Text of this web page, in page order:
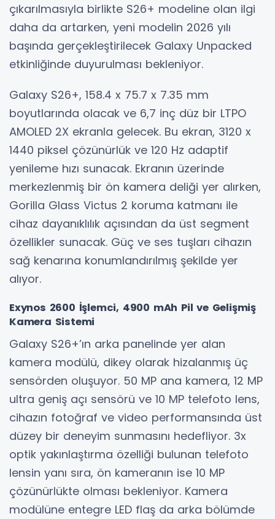
çıkarılmasıyla birlikte S26+ modeline olan ilgi
daha da artarken, yeni modelin 2026 yılı
başında gerçekleştirilecek Galaxy Unpacked
etkinliğinde duyurulması bekleniyor.
Galaxy S26+, 158.4 x 75.7 x 7.35 mm
boyutlarında olacak ve 6,7 inç düz bir LTPO
AMOLED 2X ekranla gelecek. Bu ekran, 3120 x
1440 piksel çözünürlük ve 120 Hz adaptif
yenileme hızı sunacak. Ekranın üzerinde
merkezlenmiş bir ön kamera deliği yer alırken,
Gorilla Glass Victus 2 koruma katmanı ile
cihaz dayanıklılık açısından da üst segment
özellikler sunacak. Güç ve ses tuşları cihazın
sağ kenarına konumlandırılmış şekilde yer
alıyor.
Exynos 2600 İşlemci, 4900 mAh Pil ve Gelişmiş
Kamera Sistemi
Galaxy S26+’ın arka panelinde yer alan
kamera modülü, dikey olarak hizalanmış üç
sensörden oluşuyor. 50 MP ana kamera, 12 MP
ultra geniş açı sensörü ve 10 MP telefoto lens,
cihazın fotoğraf ve video performansında üst
düzey bir deneyim sunmasını hedefliyor. 3x
optik yakınlaştırma özelliği bulunan telefoto
lensin yanı sıra, ön kameranın ise 10 MP
çözünürlükte olması bekleniyor. Kamera
modülüne entegre LED flaş da arka bölümde